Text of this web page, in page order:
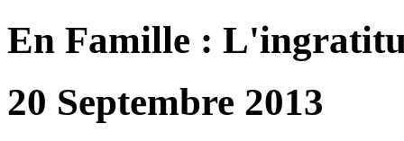
En Famille :
20 Septembre 2013